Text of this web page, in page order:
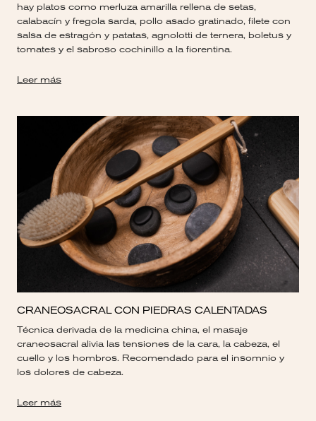
hay platos como merluza amarilla rellena de setas,
calabacín y fregola sarda, pollo asado gratinado, filete con
salsa de estragón y patatas, agnolotti de ternera, boletus y
tomates y el sabroso cochinillo a la fiorentina.
Leer más
CRANEOSACRAL CON PIEDRAS CALENTADAS
Técnica derivada de la medicina china, el masaje
craneosacral alivia las tensiones de la cara, la cabeza, el
cuello y los hombros. Recomendado para el insomnio y
los dolores de cabeza.
Leer más